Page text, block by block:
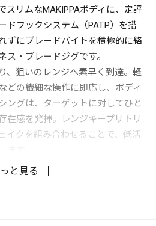
スリムなMAKIPPAボディに、定評
ドフックシステム（PAT.P）を搭
ずにブレードバイトを積極的に絡
ス・ブレードジグです。
、狙いのレンジへ素早く到達。軽
どの繊細な操作に即応し、ボディ
ングは、ターゲットに対してひと
在感を発揮。レンジキープリトリ
イクを組み合わせることで、低活
れば、ブレードの高速回転が逃走
と見る